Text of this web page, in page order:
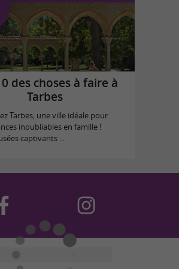
des choses à faire à
Tarbes
Tarbes, une ville idéale pour
inoubliables en famille !
captivants ...